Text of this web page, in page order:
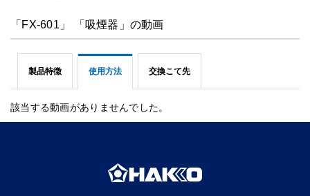
「FX-601」 「吸煙器」の動画
製品特徴 使用方法 交換こて先
該当する動画がありませんでした。